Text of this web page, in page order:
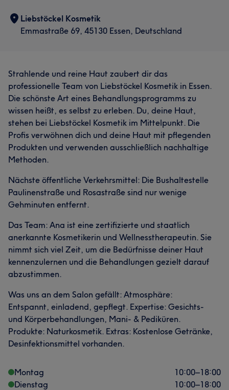
Liebstöckel Kosmetik
Emmastraße 69, 45130 Essen, Deutschland
Strahlende und reine Haut zaubert dir das
professionelle Team von Liebstöckel Kosmetik in Essen.
Die schönste Art eines Behandlungsprogramms zu
wissen heißt, es selbst zu erleben. Du, deine Haut,
stehen bei Liebstöckel Kosmetik im Mittelpunkt. Die
Profis verwöhnen dich und deine Haut mit pflegenden
Produkten und verwenden ausschließlich nachhaltige
Methoden.
Nächste öffentliche Verkehrsmittel: Die Bushaltestelle
Paulinenstraße und Rosastraße sind nur wenige
Gehminuten entfernt.
Das Team: Ana ist eine zertifizierte und staatlich
anerkannte Kosmetikerin und Wellnesstherapeutin. Sie
nimmt sich viel Zeit, um die Bedürfnisse deiner Haut
kennenzulernen und die Behandlungen gezielt darauf
abzustimmen.
Was uns an dem Salon gefällt: Atmosphäre:
Entspannt, einladend, gepflegt. Expertise: Gesichts-
und Körperbehandlungen, Mani- & Pediküren.
Produkte: Naturkosmetik. Extras: Kostenlose Getränke,
Desinfektionsmittel vorhanden.
Montag 10:00–18:00
Dienstag
10:00–18:00